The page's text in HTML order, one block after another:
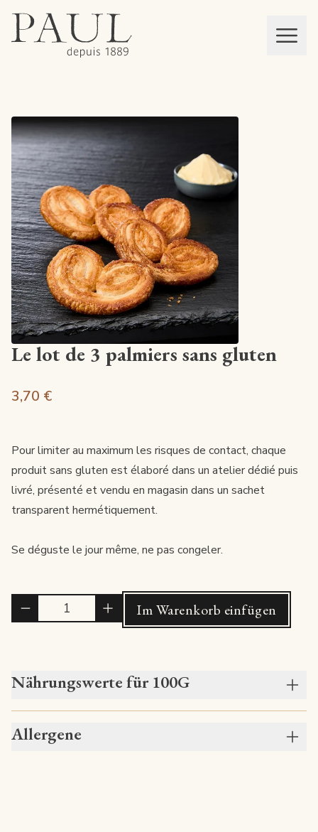
Mon panier
Le lot de 3 palmiers sans gluten
3,70 €
Pour limiter au maximum les risques de contact, chaque
produit sans gluten est élaboré dans un atelier dédié puis
livré, présenté et vendu en magasin dans un sachet
transparent hermétiquement.
Se déguste le jour même, ne pas congeler.
Im Warenkorb einfügen
Nährungswerte für 100G
Allergene